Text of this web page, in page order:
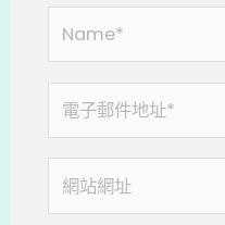
郵
件